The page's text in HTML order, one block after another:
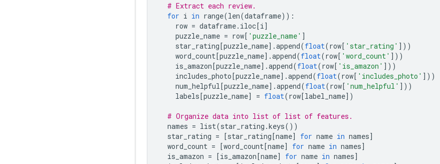
# Extract each review.
for i in range(len(dataframe)):
row = dataframe. iloc[i]
puzzle_name = row[ 'puzzle_name' ]
star_rating[puzzle_name].append(float(row[ 'star_rating' ]))
word_count[puzzle_name].append(float(row[ 'word_count' ]))
is_amazon[puzzle_name].append(float(row[ 'is_amazon' ]))
includes_photo[puzzle_name].append(float(row[ 'includes_photo' ]))
num_helpful[puzzle_name].append(float(row[ 'num_helpful' ]))
labels[puzzle_name] = float(row[label_name])
# Organize data into list of list of features.
names = list(star_rating .keys())
star_rating = [star_rating[name] for name in names]
word_count = [word_count[name] for name in names]
is_amazon = [is_amazon[name] for name in names]